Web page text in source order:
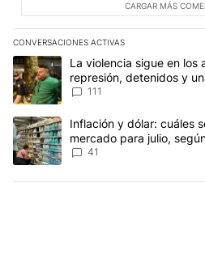
CARGAR MÁS
CONVERSACIONES ACTIVAS
Este listado muestra los artículos
Un artículo de tendencia con el
La violencia sigue en los
represión, detenidos y
111
Un artículo de tendencia con el
Inflación y dólar: cuáles
mercado para julio,
41